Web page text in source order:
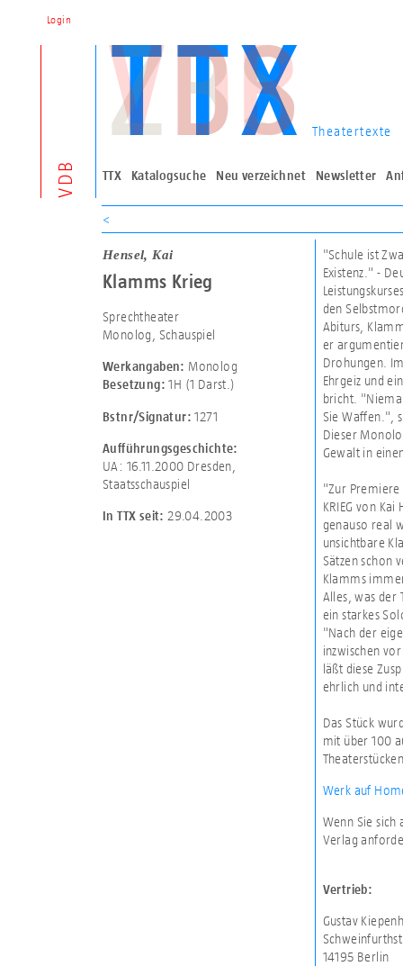
VDB
Theatertexte
TTX Katalogsuche Neu verzeichnet Newsletter
Login
<
Hensel, Kai
Klamms Krieg
Sprechtheater
Monolog, Schauspiel
Werkangaben: Monolog
Besetzung: 1H (1 Darst.)
Bstnr/Signatur: 1271
Aufführungsgeschichte:
UA: 16.11.2000 Dresden,
Staatsschauspiel
In TTX seit: 29.04.2003
"Schule ist
Existenz." -
den
Abiturs,
er
Drohungen.
Ehrgeiz und
bricht.
Sie Waffen.",
Dieser
Gewalt in
"Zur Premiere
KRIEG von
genauso real
unsichtbare
Sätzen schon
Klamms
Alles, was der
ein starkes
"Nach der
inzwischen
läßt diese
ehrlich und
Das Stück
mit über 100
Werk auf
Wenn Sie sich
Verlag
Vertrieb:
Gustav
14195 Berlin